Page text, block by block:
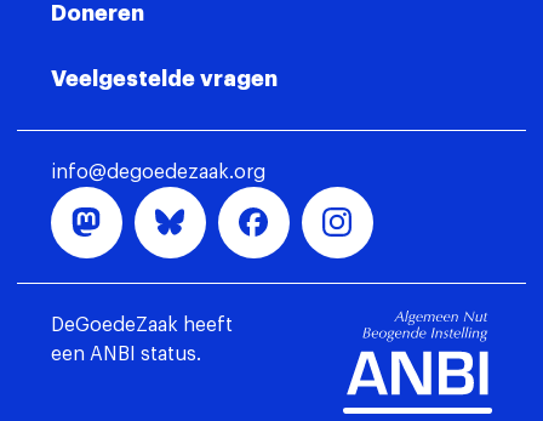
Doneren
Veelgestelde vragen
info@degoedezaak.org
DeGoedeZaak heeft
een ANBI status.